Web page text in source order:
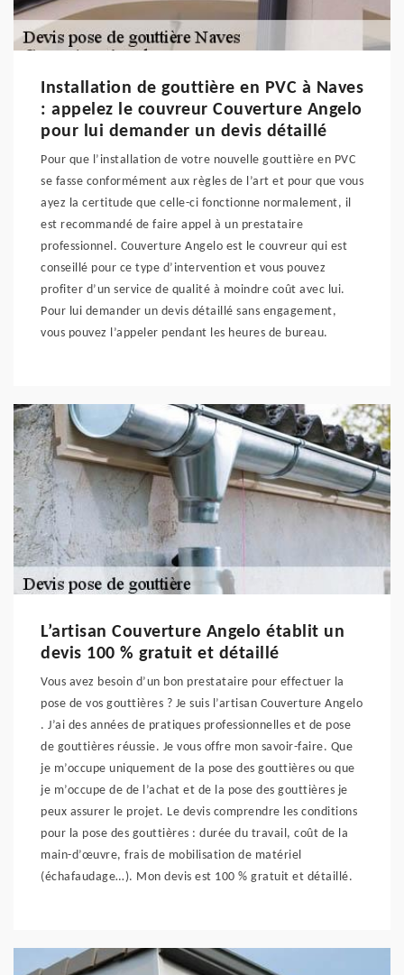
Installation de gouttière en PVC à Naves
: appelez le couvreur Couverture Angelo
pour lui demander un devis détaillé
Pour que l’installation de votre nouvelle gouttière en PVC
se fasse conformément aux règles de l’art et pour que vous
ayez la certitude que celle-ci fonctionne normalement, il
est recommandé de faire appel à un prestataire
professionnel. Couverture Angelo est le couvreur qui est
conseillé pour ce type d’intervention et vous pouvez
profiter d’un service de qualité à moindre coût avec lui.
Pour lui demander un devis détaillé sans engagement,
vous pouvez l’appeler pendant les heures de bureau.
L’artisan Couverture Angelo établit un
devis 100 % gratuit et détaillé
Vous avez besoin d’un bon prestataire pour effectuer la
pose de vos gouttières ? Je suis l’artisan Couverture Angelo
. J’ai des années de pratiques professionnelles et de pose
de gouttières réussie. Je vous offre mon savoir-faire. Que
je m’occupe uniquement de la pose des gouttières ou que
je m’occupe de de l’achat et de la pose des gouttières je
peux assurer le projet. Le devis comprendre les conditions
pour la pose des gouttières : durée du travail, coût de la
main-d’œuvre, frais de mobilisation de matériel
(échafaudage…). Mon devis est 100 % gratuit et détaillé.